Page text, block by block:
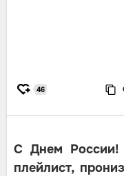
46
С Днем России!
плейлист,